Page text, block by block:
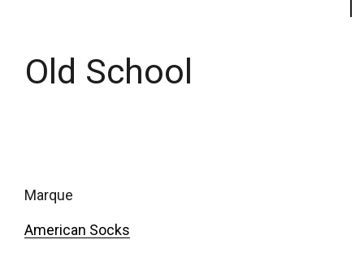
Old School
marque
American Socks